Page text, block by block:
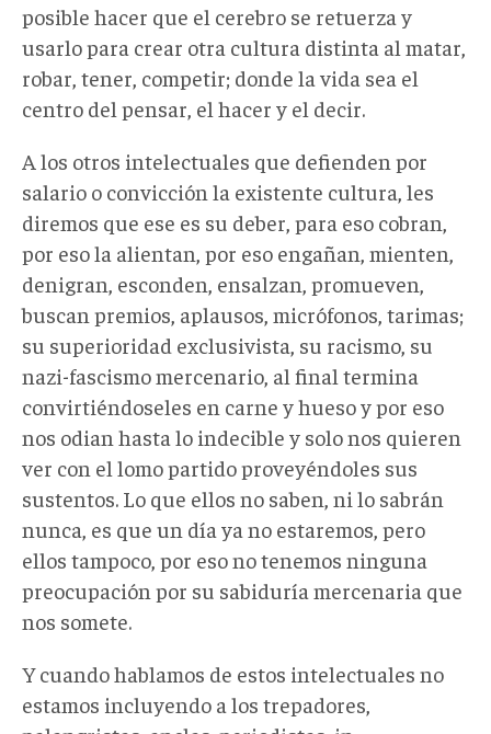
posible hacer que el cerebro se retuerza y
usarlo para crear otra cultura distinta al matar,
robar, tener, competir; donde la vida sea el
centro del pensar, el hacer y el decir.
A los otros intelectuales que defienden por
salario o convicción la existente cultura, les
diremos que ese es su deber, para eso cobran,
por eso la alientan, por eso engañan, mienten,
denigran, esconden, ensalzan, promueven,
buscan premios, aplausos, micrófonos, tarimas;
su superioridad exclusivista, su racismo, su
nazi-fascismo mercenario, al final termina
convirtiéndoseles en carne y hueso y por eso
nos odian hasta lo indecible y solo nos quieren
ver con el lomo partido proveyéndoles sus
sustentos. Lo que ellos no saben, ni lo sabrán
nunca, es que un día ya no estaremos, pero
ellos tampoco, por eso no tenemos ninguna
preocupación por su sabiduría mercenaria que
nos somete.
Y cuando hablamos de estos intelectuales no
estamos incluyendo a los trepadores,